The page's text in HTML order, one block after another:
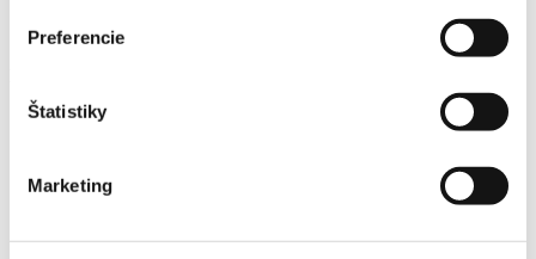
Preferencie
Štatistiky
Marketing
Peňaženka pánska - Tom Tailor
Domov
Produkty
Pánske